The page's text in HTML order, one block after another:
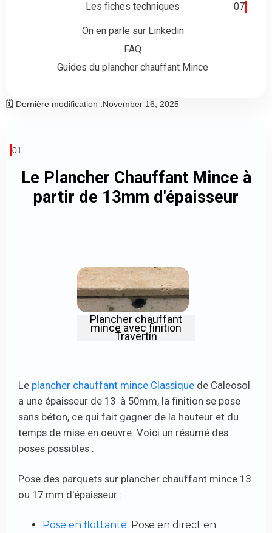
Les fiches techniques 07
On en parle sur Linkedin
FAQ
Guides du plancher chauffant Mince
🗓️ Dernière modification :November 16, 2025
01
Le Plancher Chauffant Mince à
partir de 13mm d'épaisseur
Plancher chauffant
mince avec finition
Travertin
Le plancher chauffant mince Classique de Caleosol
a une épaisseur de 13 à 50mm, la finition se pose
sans béton, ce qui fait gagner de la hauteur et du
temps de mise en oeuvre. Voici un résumé des
poses possibles :
Pose des parquets sur plancher chauffant mince 13
ou 17 mm d'épaisseur :
Pose en flottante: Pose en direct en